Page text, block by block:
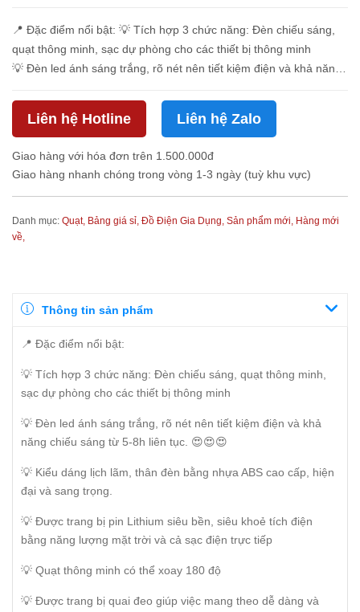
📍 Đặc điểm nổi bật: 💡 Tích hợp 3 chức năng: Đèn chiếu sáng,
quạt thông minh, sạc dự phòng cho các thiết bị thông minh
💡 Đèn led ánh sáng trắng, rõ nét nên tiết kiệm điện và khả năng
Liên hệ Hotline Liên hệ Zalo
Giao hàng với hóa đơn trên 1.500.000đ
Giao hàng nhanh chóng trong vòng 1-3 ngày (tuỳ khu vực)
Danh mục: Quạt, Bảng giá sỉ, Đồ Điện Gia Dụng, Sản phẩm mới, Hàng mới
về,
Thông tin sản phẩm
📍 Đặc điểm nổi bật:
💡 Tích hợp 3 chức năng: Đèn chiếu sáng, quạt thông minh,
sạc dự phòng cho các thiết bị thông minh
💡 Đèn led ánh sáng trắng, rõ nét nên tiết kiệm điện và khả
năng chiếu sáng từ 5-8h liên tục. 😍😍😍
💡 Kiểu dáng lịch lãm, thân đèn bằng nhựa ABS cao cấp, hiện
đại và sang trọng.
💡 Được trang bị pin Lithium siêu bền, siêu khoẻ tích điện
bằng năng lượng mặt trời và cả sạc điện trực tiếp
💡 Quạt thông minh có thể xoay 180 độ
💡 Được trang bị quai đeo giúp việc mang theo dễ dàng và